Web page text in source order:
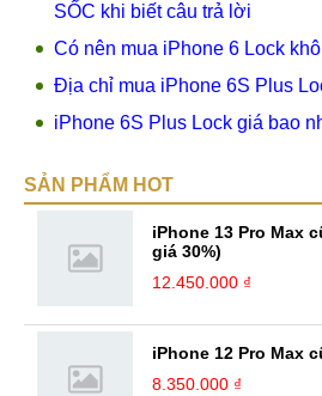
SỐC khi biết câu trả lời
Có nên mua iPhone 6 Lock
Địa chỉ mua iPhone 6S Plus
iPhone 6S Plus Lock giá bao
SẢN PHẨM HOT
iPhone 13 Pro Max
giá 30%)
12.450.000 ₫
iPhone 12 Pro Max
8.350.000 ₫